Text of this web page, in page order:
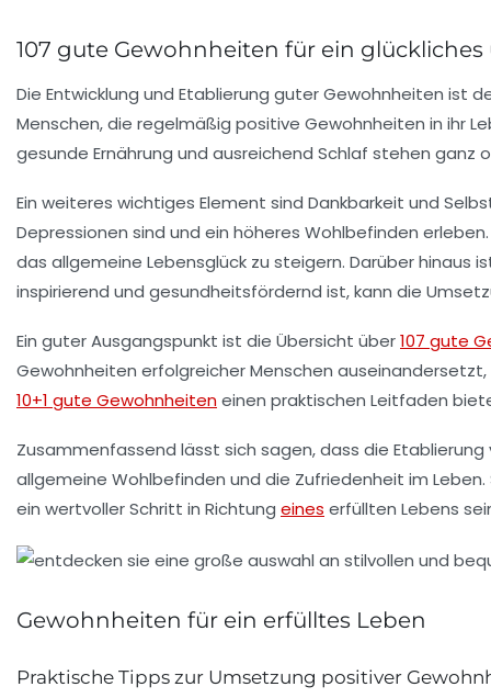
107 gute Gewohnheiten für ein
Die Entwicklung und Etablierung guter Gewohnheiten ist
Menschen, die regelmäßig positive Gewohnheiten in ihr
gesunde Ernährung und ausreichend Schlaf stehen ganz
Ein weiteres wichtiges Element sind Dankbarkeit und
Depressionen sind und ein höheres Wohlbefinden
das allgemeine Lebensglück zu steigern. Darüber hinaus
inspirierend und gesundheitsfördernd ist, kann die
Ein guter Ausgangspunkt ist die Übersicht über107 gute
Gewohnheiten erfolgreicher Menschen
10+1 gute Gewohnheiteneinen praktischen Leitfaden
Zusammenfassend lässt sich sagen, dass die
allgemeine Wohlbefinden und die Zufriedenheit im
ein wertvoller Schritt in Richtung eines erfüllten Lebens
Gewohnheiten für ein erfülltes Leben
Praktische Tipps zur Umsetzung positiver